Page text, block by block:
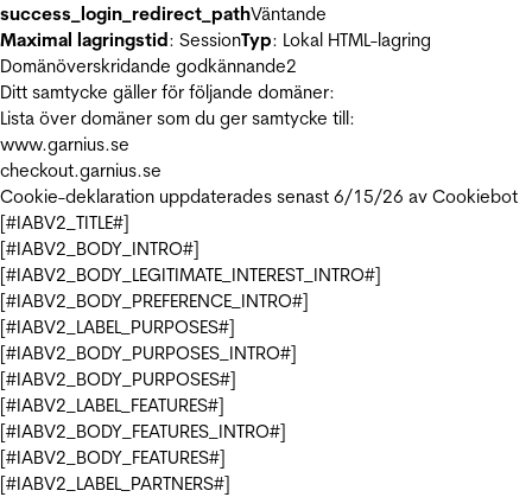
success_login_redirect_pathVäntande
Maximal lagringstid: SessionTyp: Lokal HTML-lagring
Domänöverskridande godkännande2
Ditt samtycke gäller för följande domäner:
Lista över domäner som du ger samtycke till:
www.garnius.se
checkout.garnius.se
Cookie-deklaration uppdaterades senast 6/15/26 av Cookiebot
[#IABV2_TITLE#]
[#IABV2_BODY_INTRO#]
[#IABV2_BODY_LEGITIMATE_INTEREST_INTRO#]
[#IABV2_BODY_PREFERENCE_INTRO#]
[#IABV2_LABEL_PURPOSES#]
[#IABV2_BODY_PURPOSES_INTRO#]
[#IABV2_BODY_PURPOSES#]
[#IABV2_LABEL_FEATURES#]
[#IABV2_BODY_FEATURES_INTRO#]
[#IABV2_BODY_FEATURES#]
[#IABV2_LABEL_PARTNERS#]